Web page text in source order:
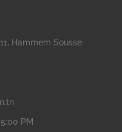
Hammem Sousse.
PM